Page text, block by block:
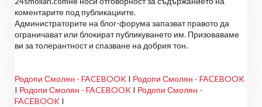
коментарите под публикациите.
Администраторите на блог-форума запазват правото да
ограничават или блокират публикуването им. Призоваваме
ви за толерантност и спазване на добрия тон.
Родопи Смолян - FACEBOOK I Родопи Смолян - FACEBOOK
I Родопи Смолян - FACEBOOK I Родопи Смолян -
FACEBOOK I